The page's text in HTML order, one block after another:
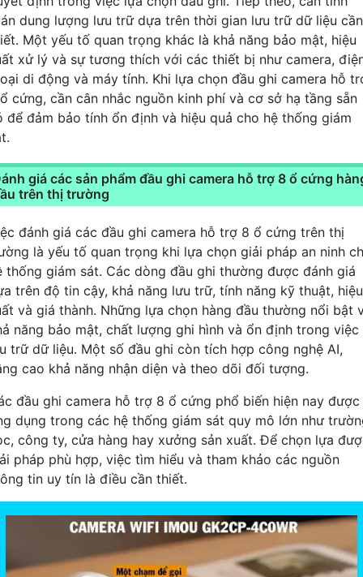
dung lượng lưu trữ dựa trên thời gian lưu trữ dữ liệu cần
Một yếu tố quan trọng khác là khả năng bảo mật, hiệu
xử lý và sự tương thích với các thiết bị như camera,
di động và máy tính. Khi lựa chọn đầu ghi camera hỗ
cứng, cần cân nhắc nguồn kinh phí và cơ sở hạ tầng sẵn
để đảm bảo tính ổn định và hiệu quả cho hệ thống giám
giá các sản phẩm đầu ghi camera hỗ trợ 8 ổ cứng
trên thị trường
đánh giá các đầu ghi camera hỗ trợ 8 ổ cứng trên thị
là yếu tố quan trọng khi lựa chọn giải pháp an ninh
thống giám sát. Các dòng đầu ghi thường được đánh giá
trên độ tin cậy, khả năng lưu trữ, tính năng kỹ thuật, hiệu
và giá thành. Những lựa chọn hàng đầu thường nổi bật
năng bảo mật, chất lượng ghi hình và ổn định trong việc
trữ dữ liệu. Một số đầu ghi còn tích hợp công nghệ AI,
cao khả năng nhận diện và theo dõi đối tượng.
đầu ghi camera hỗ trợ 8 ổ cứng phổ biến hiện nay được
dụng trong các hệ thống giám sát quy mô lớn như
công ty, cửa hàng hay xưởng sản xuất. Để chọn lựa
pháp phù hợp, việc tìm hiểu và tham khảo các nguồn
tin uy tín là điều cần thiết.